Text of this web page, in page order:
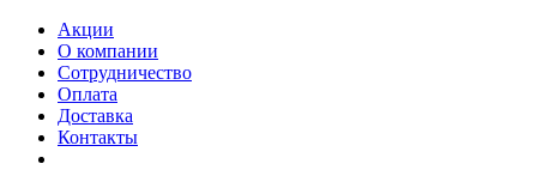
Акции
О компании
Сотрудничество
Оплата
Доставка
Контакты